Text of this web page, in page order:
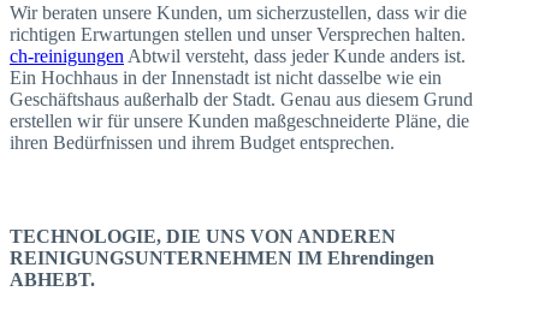
Wir beraten unsere Kunden, um sicherzustellen, dass wir die
richtigen Erwartungen stellen und unser Versprechen halten.
ch-reinigungen Abtwil versteht, dass jeder Kunde anders ist.
Ein Hochhaus in der Innenstadt ist nicht dasselbe wie ein
Geschäftshaus außerhalb der Stadt. Genau aus diesem Grund
erstellen wir für unsere Kunden maßgeschneiderte Pläne, die
ihren Bedürfnissen und ihrem Budget entsprechen.
TECHNOLOGIE, DIE UNS VON ANDEREN
REINIGUNGSUNTERNEHMEN IM Ehrendingen
ABHEBT.